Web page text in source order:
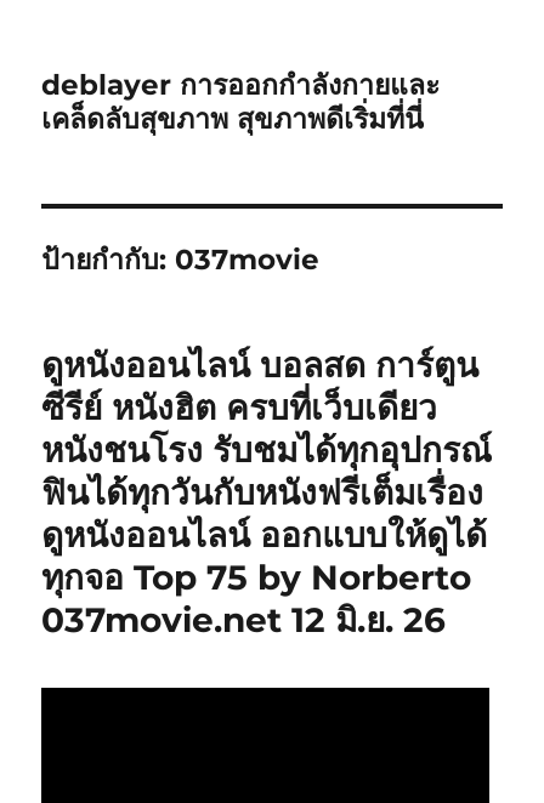
deblayer การออกกำลังกายและ
เคล็ดลับสุขภาพ สุขภาพดีเริ่มที่นี่
ป้ายกำกับ: 037movie
ดูหนังออนไลน์ บอลสด การ์ตูน
ซีรีย์ หนังฮิต ครบที่เว็บเดียว
หนังชนโรง รับชมได้ทุกอุปกรณ์
ฟินได้ทุกวันกับหนังฟรีเต็มเรื่อง
ดูหนังออนไลน์ ออกแบบให้ดูได้
ทุกจอ Top 75 by Norberto
037movie.net 12 มิ.ย. 26